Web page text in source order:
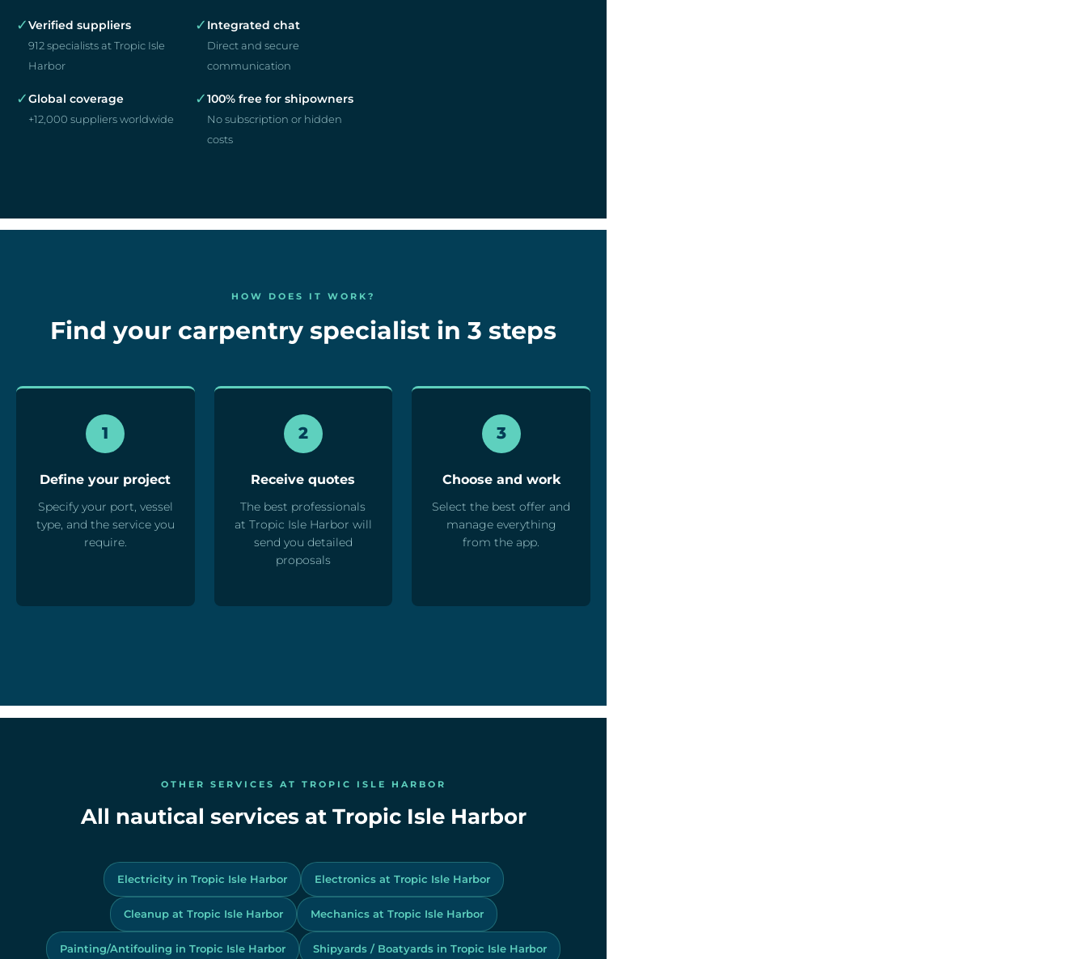
✓Verified suppliers
912 specialists at Tropic Isle
Harbor
✓ Integrated chat
Direct and secure
communication
✓Global coverage
+12,000 suppliers worldwide
✓100% free for shipowners
No subscription or hidden
costs
HOW DOES IT WORK?
Find your carpentry specialist in 3 steps
1
Define your project
Specify your port, vessel
type, and the service you
require.
2
Receive quotes
The best professionals
at Tropic Isle Harbor will
send you detailed
proposals
3
Choose and work
Select the best offer and
manage everything
from the app.
OTHER SERVICES AT TROPIC ISLE HARBOR
All nautical services at Tropic Isle Harbor
Electricity in Tropic Isle Harbor Electronics at Tropic Isle Harbor
Cleanup at Tropic Isle Harbor Mechanics at Tropic Isle Harbor
Painting/Antifouling in Tropic Isle Harbor Shipyards / Boatyards in Tropic Isle Harbor